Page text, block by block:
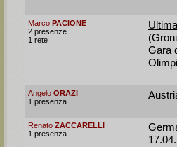
Marco PACIONE
2 presenze
1 rete
Gara
Angelo ORAZI
1 presenza
Renato ZACCARELLI
1 presenza